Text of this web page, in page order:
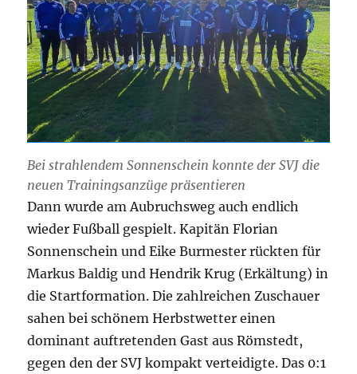
Bei strahlendem Sonnenschein konnte der SVJ die
neuen Trainingsanzüge präsentieren
Dann wurde am Aubruchsweg auch endlich
wieder Fußball gespielt. Kapitän Florian
Sonnenschein und Eike Burmester rückten für
Markus Baldig und Hendrik Krug (Erkältung) in
die Startformation. Die zahlreichen Zuschauer
sahen bei schönem Herbstwetter einen
dominant auftretenden Gast aus Römstedt,
gegen den der SVJ kompakt verteidigte. Das 0:1